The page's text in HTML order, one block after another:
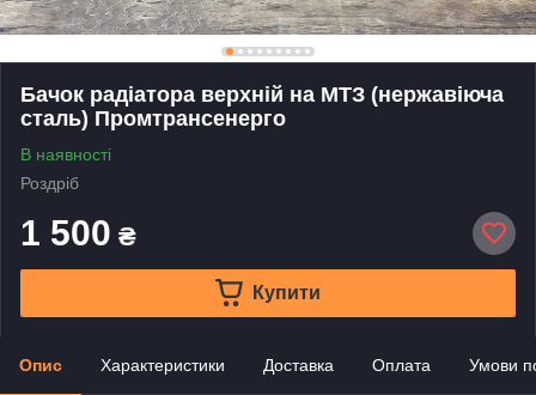
Бачок радіатора верхній на МТЗ (нержавіюча
сталь) Промтрансенерго
В наявності
Роздріб
1 500 ₴
Купити
Опис Характеристики Доставка Оплата Умови